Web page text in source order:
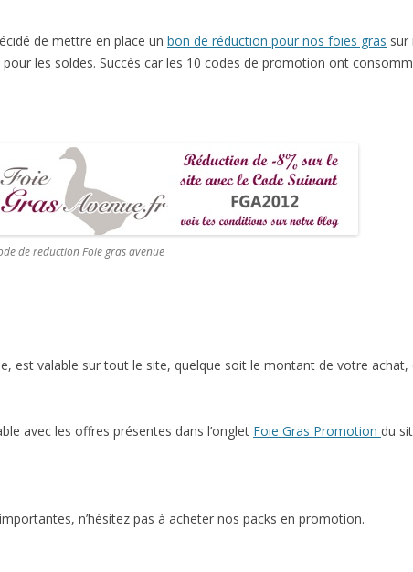
de mettre en place un bon de réduction pour nos foies gras sur
les soldes. Succès car les 10 codes de promotion ont
de reduction Foie gras avenue
est valable sur tout le site, quelque soit le montant de votre
avec les offres présentes dans l’onglet Foie Gras Promotion du
n’hésitez pas à acheter nos packs en promotion.